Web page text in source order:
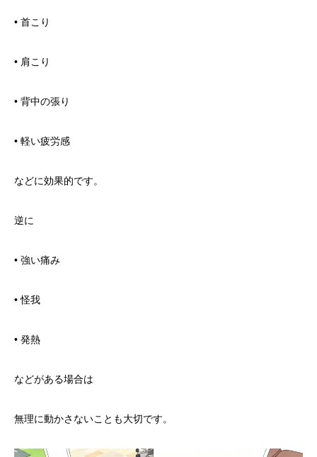
• 首こり
• 肩こり
• 背中の張り
• 軽い疲労感
などに効果的です。
逆に
• 強い痛み
• 怪我
• 発熱
などがある場合は
無理に動かさないことも大切です。